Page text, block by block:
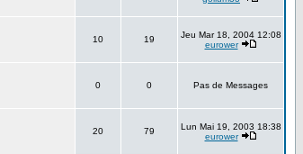
10 19
Jeu Mar 18, 2004 12:08
eurower
0 0 Pas de Messages
20 79
Lun Mai 19, 2003 18:38
eurower